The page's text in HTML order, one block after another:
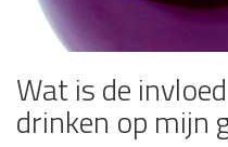
Wat is de
drinken op mijn